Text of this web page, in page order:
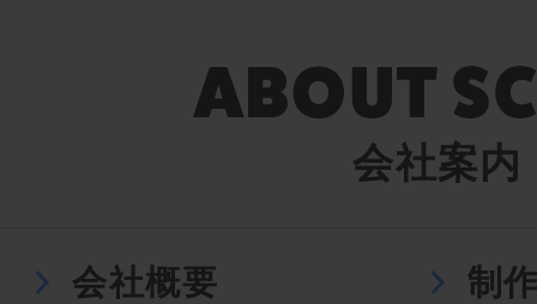
会社案内
会社概要 制